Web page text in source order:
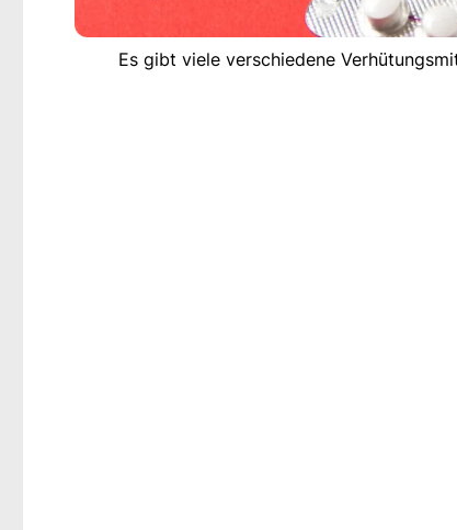
Es gibt viele verschiedene